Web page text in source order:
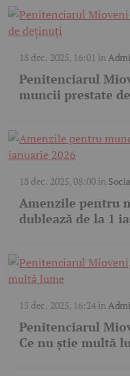
18 dec. 2025, 16:01 în
Penitenciarul
muncii prestate
18 dec. 2025, 08:00în
Amenzile pentru
dublează de la 1
15 dec. 2025, 16:24în
Penitenciarul
Ce nu știe multă